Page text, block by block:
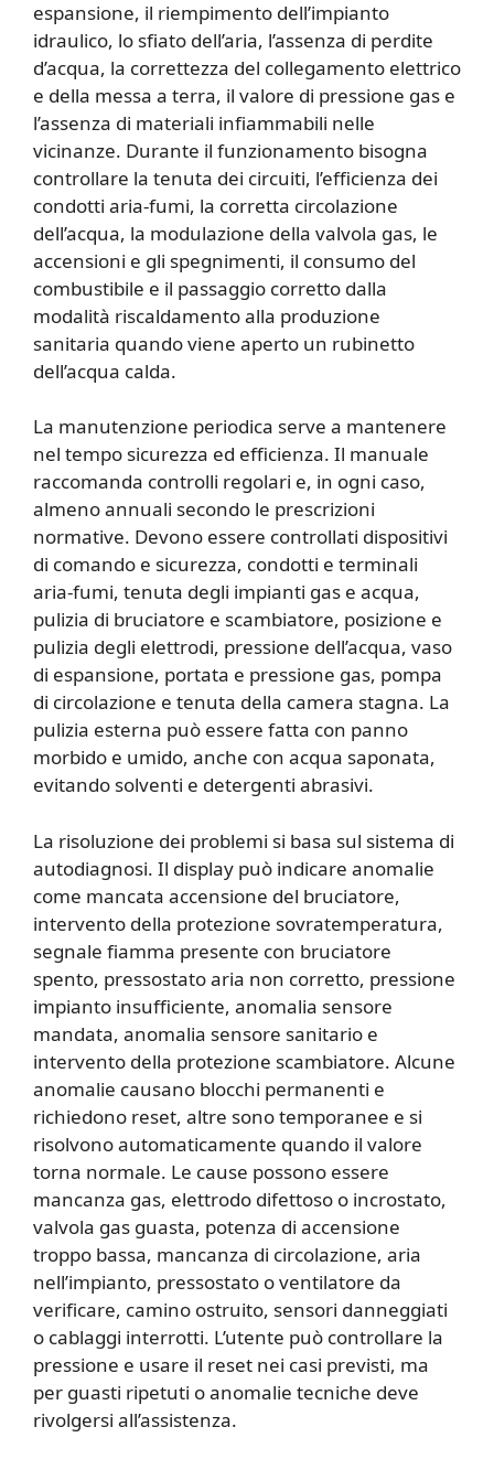
espansione, il riempimento dell’impianto
idraulico, lo sfiato dell’aria, l’assenza di perdite
d’acqua, la correttezza del collegamento elettrico
e della messa a terra, il valore di pressione gas e
l’assenza di materiali infiammabili nelle
vicinanze. Durante il funzionamento bisogna
controllare la tenuta dei circuiti, l’efficienza dei
condotti aria-fumi, la corretta circolazione
dell’acqua, la modulazione della valvola gas, le
accensioni e gli spegnimenti, il consumo del
combustibile e il passaggio corretto dalla
modalità riscaldamento alla produzione
sanitaria quando viene aperto un rubinetto
dell’acqua calda.
La manutenzione periodica serve a mantenere
nel tempo sicurezza ed efficienza. Il manuale
raccomanda controlli regolari e, in ogni caso,
almeno annuali secondo le prescrizioni
normative. Devono essere controllati dispositivi
di comando e sicurezza, condotti e terminali
aria-fumi, tenuta degli impianti gas e acqua,
pulizia di bruciatore e scambiatore, posizione e
pulizia degli elettrodi, pressione dell’acqua, vaso
di espansione, portata e pressione gas, pompa
di circolazione e tenuta della camera stagna. La
pulizia esterna può essere fatta con panno
morbido e umido, anche con acqua saponata,
evitando solventi e detergenti abrasivi.
La risoluzione dei problemi si basa sul sistema di
autodiagnosi. Il display può indicare anomalie
come mancata accensione del bruciatore,
intervento della protezione sovratemperatura,
segnale fiamma presente con bruciatore
spento, pressostato aria non corretto, pressione
impianto insufficiente, anomalia sensore
mandata, anomalia sensore sanitario e
intervento della protezione scambiatore. Alcune
anomalie causano blocchi permanenti e
richiedono reset, altre sono temporanee e si
risolvono automaticamente quando il valore
torna normale. Le cause possono essere
mancanza gas, elettrodo difettoso o incrostato,
valvola gas guasta, potenza di accensione
troppo bassa, mancanza di circolazione, aria
nell’impianto, pressostato o ventilatore da
verificare, camino ostruito, sensori danneggiati
o cablaggi interrotti. L’utente può controllare la
pressione e usare il reset nei casi previsti, ma
per guasti ripetuti o anomalie tecniche deve
rivolgersi all’assistenza.